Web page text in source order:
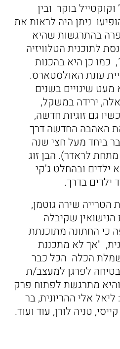
בוקר ובין
ניתן היה לראות את
בהתרגשות שהיא
לתוכנית הטלוויזיה
מאסטר שף בקשת 12, כמו כן היא בהכנות
עונת האולסטארס.
שינויים בשנים
ירידה במשקל,
גם זוגיות חדשה,
האהבה החדשה דרך
ביחד מעל חצי שנה
לראדר). הבן זוג
ללא ילדים ובהחלט ג'קי
בדרך.
הטרייה שירה גוטמן,
שקיבלה
כי החתונה מתוכנתת
רונית, "אך לא מתכננת
הכלה הכל כבר
לפרגן למעצב/ת
מתרגשת לפתוח פרק
אלי ההריונית, בר
טניה לורן, עוד ועוד.